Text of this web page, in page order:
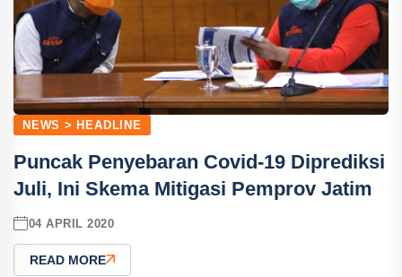
NEWS > HEADLINE
Puncak Penyebaran Covid-19 Diprediksi
Juli, Ini Skema Mitigasi Pemprov Jatim
04 APRIL 2020
READ MORE